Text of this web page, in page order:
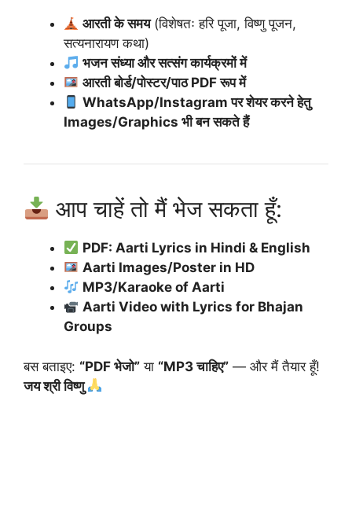
आरती के समय(विशेषतः हरि पूजा, विष्णु पूजन,
सत्यनारायण कथा)
भजन संध्या और सत्संग कार्यक्रमों में
आरती बोर्ड/पोस्टर/पाठ PDF रूप में
WhatsApp/Instagram पर शेयर करने हेतु
Images/Graphics भी बन सकते हैं
आप चाहें तो मैं भेज सकता हूँ:
PDF: Aarti Lyrics in Hindi & English
Aarti Images/Poster in HD
MP3/Karaoke of Aarti
Aarti Video with Lyrics for Bhajan
Groups
बस बताइए: “PDF भेजो” या “MP3 चाहिए” — और मैं तैयार हूँ!
जय श्री विष्णु